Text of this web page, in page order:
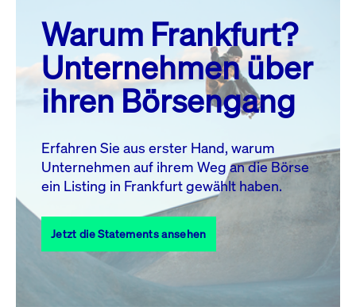
MO. DI. MI. DO. FR. SA. SO.
1
2
3
4 5 6 7 8
10 11 13 14
17
18 19 20 21 22
23
27 28
31
Alle Events
Warum Frankfurt?
Unternehmen über
ihren Börsengang
Erfahren Sie aus erster Hand, warum
Unternehmen auf ihrem Weg an die Börse
ein Listing in Frankfurt gewählt haben.
Jetzt die Statements ansehen